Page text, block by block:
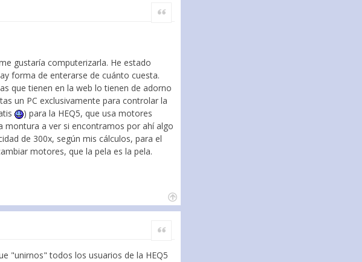
Citar
gustaría computerizarla. He estado
forma de enterarse de cuánto cuesta.
que tienen en la web lo tienen de adorno
un PC exclusivamente para controlar la
) para la HEQ5, que usa motores
montura a ver si encontramos por ahí algo
de 300x, según mis cálculos, para el
motores, que la pela es la pela.
Citar
"unirnos" todos los usuarios de la HEQ5